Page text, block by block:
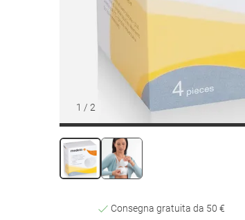
1 / 2
Consegna gratuita da 50 €